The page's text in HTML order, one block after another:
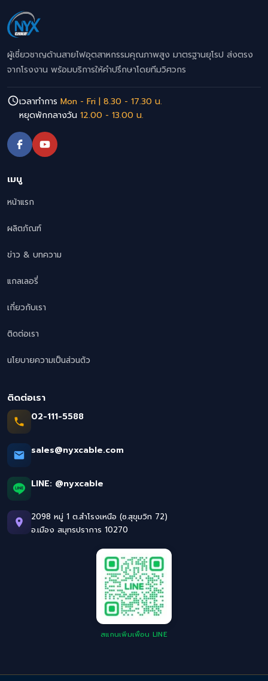
ผู้เชี่ยวชาญด้านสายไฟอุตสาหกรรมคุณภาพสูง มาตรฐานยุโรป ส่งตรง
จากโรงงาน พร้อมบริการให้คำปรึกษาโดยทีมวิศวกร
เวลาทำการ Mon - Fri | 8.30 - 17.30 น.
หยุดพักกลางวัน 12.00 - 13.00 น.
เมนู
หน้าแรก
ผลิตภัณฑ์
ข่าว & บทความ
แกลเลอรี่
เกี่ยวกับเรา
ติดต่อเรา
นโยบายความเป็นส่วนตัว
ติดต่อเรา
02-111-5588
sales@nyxcable.com
LINE: @nyxcable
2098 หมู่ 1 ต.สำโรงเหนือ (ซ.สุขุมวิท 72)
อ.เมือง สมุทรปราการ 10270
สแกนเพิ่มเพื่อน LINE